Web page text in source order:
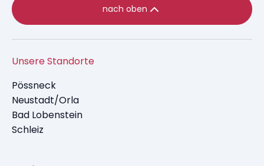
nach oben
Unsere Standorte
Pössneck
Neustadt/Orla
Bad Lobenstein
Schleiz